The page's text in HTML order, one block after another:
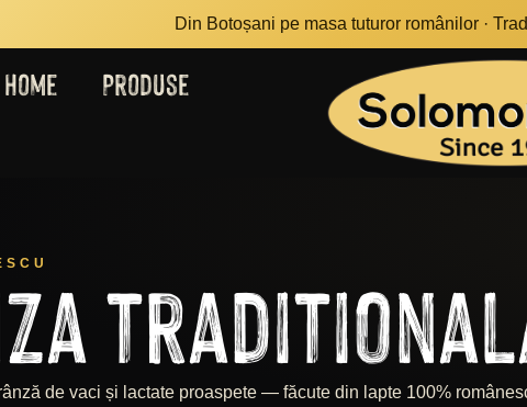
Din Botoșani pe masa tuturor românilor ·
Home Produse
de vaci și lactate proaspete — făcute din lapte 100%